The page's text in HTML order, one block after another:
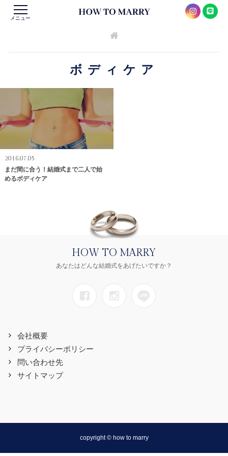
メニュー
ボディケア
2016.07.05
まだ間に合う！結婚式まで二人で始
めるボディケア
HOW TO MARRY
あなたはどんな結婚式をあげたいですか？
会社概要
プライバシーポリシー
問い合わせ先
サイトマップ
copyright © how to marry